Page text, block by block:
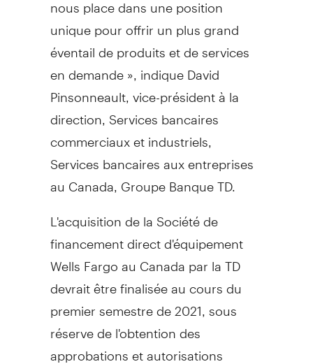
unique pour offrir un plus grand
éventail de produits et de services
en demande », indique David
Pinsonneault, vice-président à la
direction, Services bancaires
commerciaux et industriels,
Services bancaires aux entreprises
au Canada , Groupe Banque TD.
L'acquisition de la Société de
financement direct d'équipement
Wells Fargo au Canadapar la TD
devrait être finalisée au cours du
premier semestre de 2021, sous
réserve de l'obtention des
approbations et autorisations